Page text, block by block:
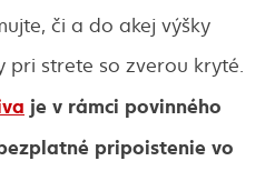
či a do akej výšky
pri strete so zverou kryté.
je v rámci povinného
pripoistenie vo